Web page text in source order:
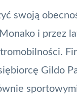
swoją
i przez
Gildo